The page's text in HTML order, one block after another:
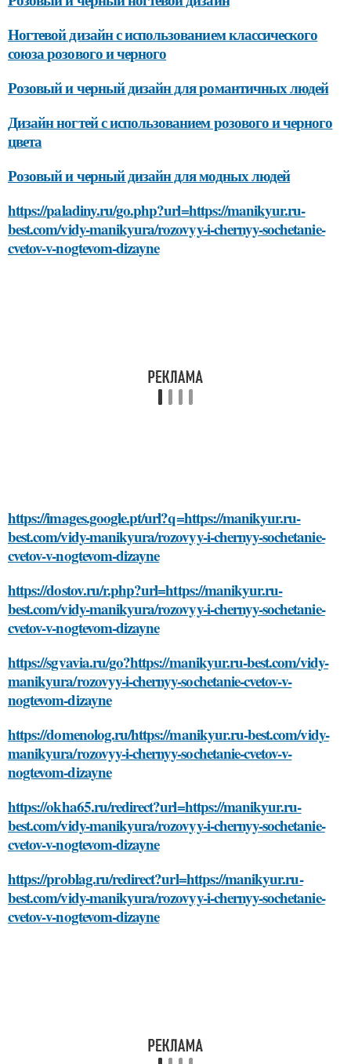
Ногтевой дизайн с использованием классического
союза розового и черного
Розовый и черный дизайн для романтичных людей
Дизайн ногтей с использованием розового и черного
цвета
Розовый и черный дизайн для модных людей
https://paladiny.ru/go.php?url=https://manikyur.ru-
best.com/vidy-manikyura/rozovyy-i-chernyy-sochetanie-
cvetov-v-nogtevom-dizayne
https://images.google.pt/url?q=https://manikyur.ru-
best.com/vidy-manikyura/rozovyy-i-chernyy-sochetanie-
cvetov-v-nogtevom-dizayne
https://dostov.ru/r.php?url=https://manikyur.ru-
best.com/vidy-manikyura/rozovyy-i-chernyy-sochetanie-
cvetov-v-nogtevom-dizayne
https://sgvavia.ru/go?https://manikyur.ru-best.com/vidy-
manikyura/rozovyy-i-chernyy-sochetanie-cvetov-v-
nogtevom-dizayne
https://domenolog.ru/https://manikyur.ru-best.com/vidy-
manikyura/rozovyy-i-chernyy-sochetanie-cvetov-v-
nogtevom-dizayne
https://okha65.ru/redirect?url=https://manikyur.ru-
best.com/vidy-manikyura/rozovyy-i-chernyy-sochetanie-
cvetov-v-nogtevom-dizayne
https://problag.ru/redirect?url=https://manikyur.ru-
best.com/vidy-manikyura/rozovyy-i-chernyy-sochetanie-
cvetov-v-nogtevom-dizayne